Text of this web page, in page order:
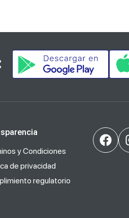
y Condiciones
de privacidad
regulatorio